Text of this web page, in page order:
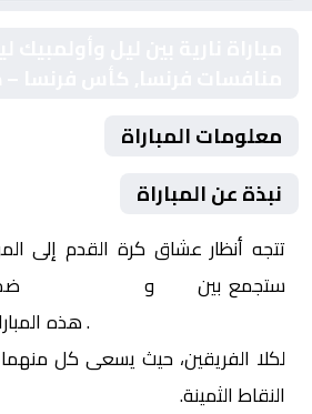
معلومات المباراة
نبذة عن المباراة
تتجه أنظار عشاق كرة القدم إلى
ستجمع بين
وأولمبيك ليون
. هذه
لكلا الفريقين، حيث يسعى كل
النقاط الثمينة.